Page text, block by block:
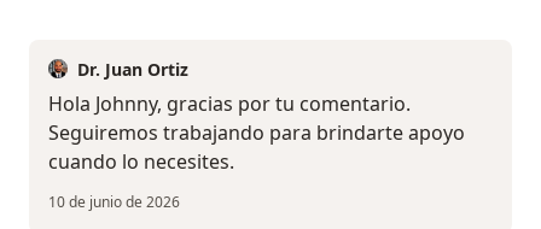
Dr. Juan Ortiz
Hola Johnny, gracias por tu comentario.
Seguiremos trabajando para brindarte apoyo
cuando lo necesites.
10 de junio de 2026